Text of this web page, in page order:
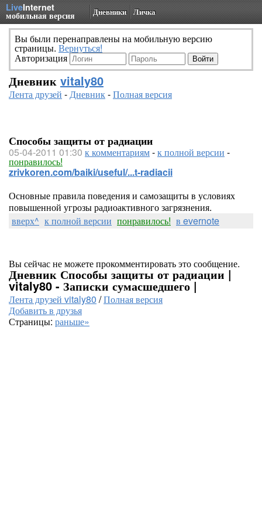
LiveInternet
мобильная версия Дневники Личка
Вы были перенаправлены на мобильную версию
страницы. Вернуться!
Авторизация
Дневник vitaly80
Лента друзей -Дневник-Полная версия
Способы защиты от радиации
05-04-2011 01:30 к комментариям-к полной версии -
понравилось!
zrivkoren.com/baiki/useful/...t-radiacii
Основные правила поведения и самозащиты в условиях
повышенной угрозы радиоактивного загрязнения.
вверх^ к полной версии понравилось! в evernote
Вы сейчас не можете прокомментировать это сообщение.
Дневник Способы защиты от радиации |
vitaly80 - Записки сумасшедшего |
Лента друзей vitaly80 /Полная версия
Добавить в друзья
Страницы: раньше»